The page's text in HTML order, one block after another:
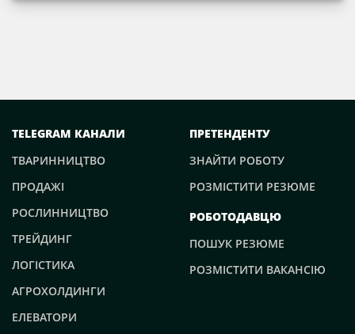
TELEGRAM КАНАЛИ
ТВАРИННИЦТВО
ПРОДАЖІ
РОСЛИННИЦТВО
ТРЕЙДИНГ
ЛОГІСТИКА
АГРОХОЛДИНГИ
ЕЛЕВАТОРИ
ПРЕТЕНДЕНТУ
ЗНАЙТИ РОБОТУ
РОЗМІСТИТИ РЕЗЮМЕ
РОБОТОДАВЦЮ
ПОШУК РЕЗЮМЕ
РОЗМІСТИТИ ВАКАНСІЮ